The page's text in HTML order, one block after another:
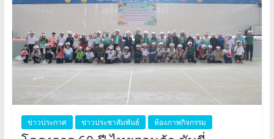
ข่าวประกาศ ข่าวประชาสัมพันธ์ ห้องภาพกิจกรรม